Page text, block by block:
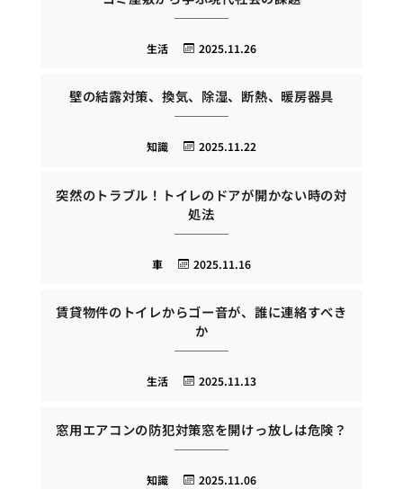
2025.11.26
生活
壁の結露対策、換気、除湿、断熱、暖房器具
2025.11.22
知識
突然のトラブル！トイレのドアが開かない時の対
処法
2025.11.16
車
賃貸物件のトイレからゴー音が、誰に連絡すべき
か
2025.11.13
生活
窓用エアコンの防犯対策窓を開けっ放しは危険？
2025.11.06
知識